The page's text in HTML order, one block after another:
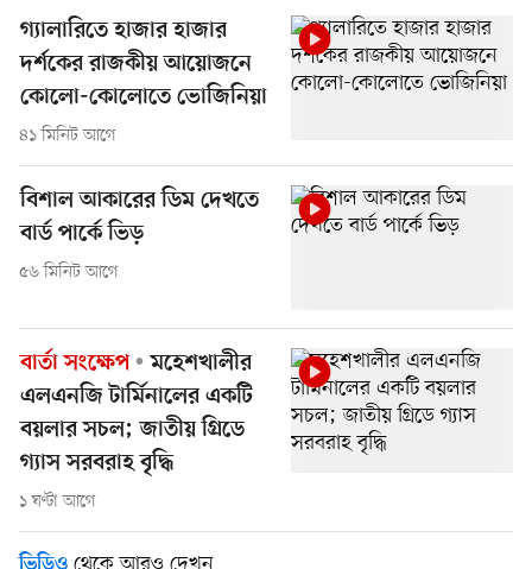
গ্যালারিতে হাজার হাজার
দর্শকের রাজকীয় আয়োজনে
কোলো-কোলোতে ভোজিনিয়া
৪১ মিনিট আগে
বিশাল আকারের ডিম দেখতে
বার্ড পার্কে ভিড়
৫৬ মিনিট আগে
বার্তা সংক্ষেপ
মহেশখালীর
এলএনজি টার্মিনালের একটি
বয়লার সচল; জাতীয় গ্রিডে
গ্যাস সরবরাহ বৃদ্ধি
১ ঘণ্টা আগে